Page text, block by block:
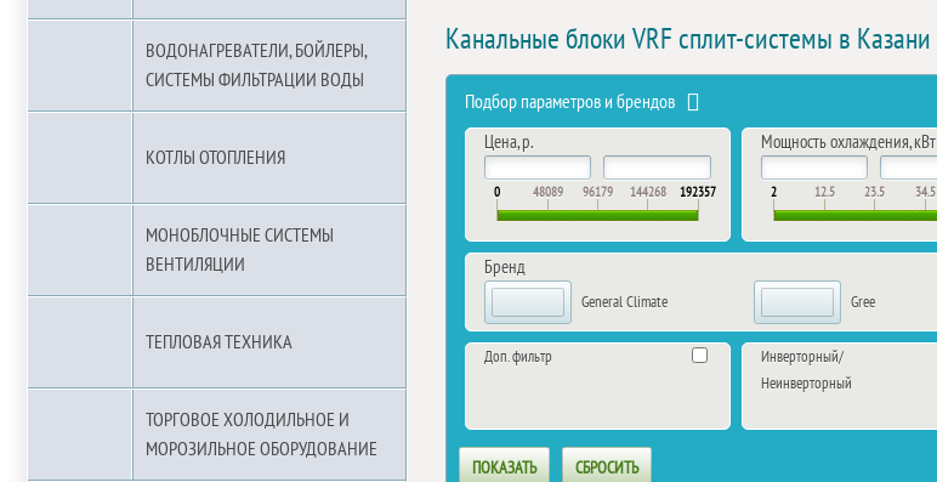
ВОДОНАГРЕВАТЕЛИ, БОЙЛЕРЫ,
СИСТЕМЫ ФИЛЬТРАЦИИ ВОДЫ
КОТЛЫ ОТОПЛЕНИЯ
МОНОБЛОЧНЫЕ СИСТЕМЫ
ВЕНТИЛЯЦИИ
ТЕПЛОВАЯ ТЕХНИКА
ТОРГОВОЕ ХОЛОДИЛЬНОЕ И
МОРОЗИЛЬНОЕ ОБОРУДОВАНИЕ
Канальные блоки VRF сплит-системы в Казани
Подбор параметров и брендов
Цена, р.
0 48089 96179 144268 192357
Мощность охлаждения, кВт
2 12.5 23.5 34.5
Бренд
General Climate Gree
Доп. фильтр
Инверторный/
Неинверторный